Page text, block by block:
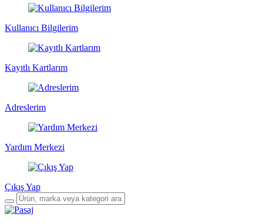
Kullanıcı Bilgilerim
Kayıtlı Kartlarım
Adreslerim
Yardım Merkezi
Çıkış Yap